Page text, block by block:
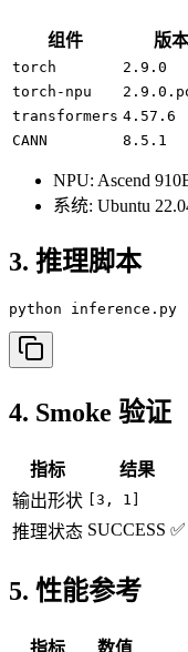
组件 版本
torch
2.9.0
torch-npu
transformers 4.57.6
CANN
8.5.1
NPU: Ascend
系统: Ubuntu
3. 推理脚本
python inference.py
4. Smoke 验证
指标
结果
输出形状
[3, 1]
推理状态 SUCCESS ✅
5. 性能参考
指标 数值